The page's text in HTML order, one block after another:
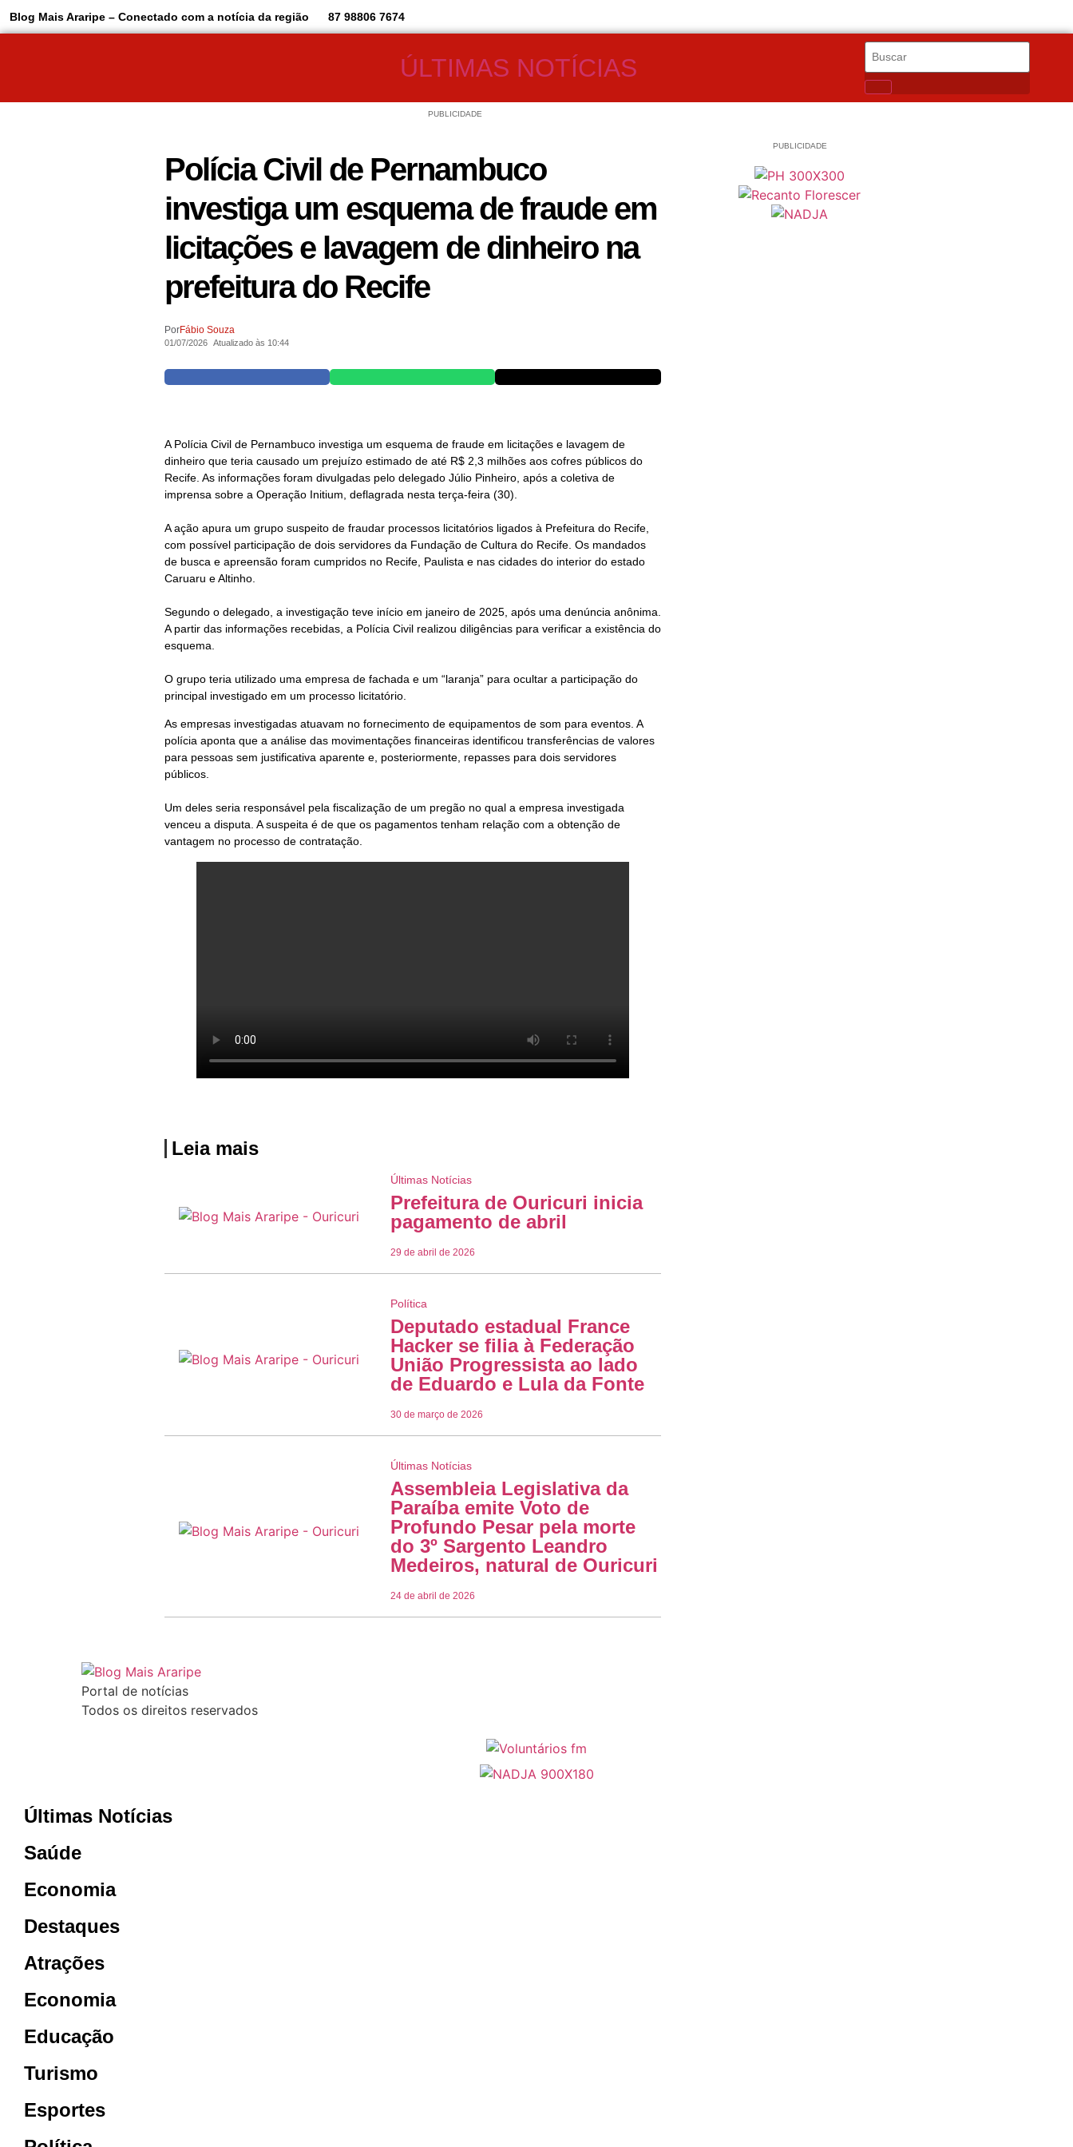
Blog Mais Araripe – Conectado com a notícia da região 87 98806 7674
ÚLTIMAS NOTÍCIAS
PUBLICIDADE
Polícia Civil de Pernambuco
investiga um esquema de fraude em
licitações e lavagem de dinheiro na
prefeitura do Recife
PorFábio Souza
01/07/2026 Atualizado às 10:44
A Polícia Civil de Pernambuco investiga um esquema de fraude em licitações e lavagem de
dinheiro que teria causado um prejuízo estimado de até R$ 2,3 milhões aos cofres públicos do
Recife. As informações foram divulgadas pelo delegado Júlio Pinheiro, após a coletiva de
imprensa sobre a Operação Initium, deflagrada nesta terça-feira (30).
A ação apura um grupo suspeito de fraudar processos licitatórios ligados à Prefeitura do Recife,
com possível participação de dois servidores da Fundação de Cultura do Recife. Os mandados
de busca e apreensão foram cumpridos no Recife, Paulista e nas cidades do interior do estado
Caruaru e Altinho.
Segundo o delegado, a investigação teve início em janeiro de 2025, após uma denúncia anônima.
A partir das informações recebidas, a Polícia Civil realizou diligências para verificar a existência do
esquema.
O grupo teria utilizado uma empresa de fachada e um “laranja” para ocultar a participação do
principal investigado em um processo licitatório.
As empresas investigadas atuavam no fornecimento de equipamentos de som para eventos. A
polícia aponta que a análise das movimentações financeiras identificou transferências de valores
para pessoas sem justificativa aparente e, posteriormente, repasses para dois servidores
públicos.
Um deles seria responsável pela fiscalização de um pregão no qual a empresa investigada
venceu a disputa. A suspeita é de que os pagamentos tenham relação com a obtenção de
vantagem no processo de contratação.
Leia mais
Últimas Notícias
Prefeitura de Ouricuri inicia
pagamento de abril
29 de abril de 2026
Política
Deputado estadual France
Hacker se filia à Federação
União Progressista ao lado
de Eduardo e Lula da Fonte
30 de março de 2026
Últimas Notícias
Assembleia Legislativa da
Paraíba emite Voto de
Profundo Pesar pela morte
do 3º Sargento Leandro
Medeiros, natural de Ouricuri
24 de abril de 2026
PUBLICIDADE
Portal de notícias
Todos os direitos reservados
Últimas Notícias
Saúde
Economia
Destaques
Atrações
Economia
Educação
Turismo
Esportes